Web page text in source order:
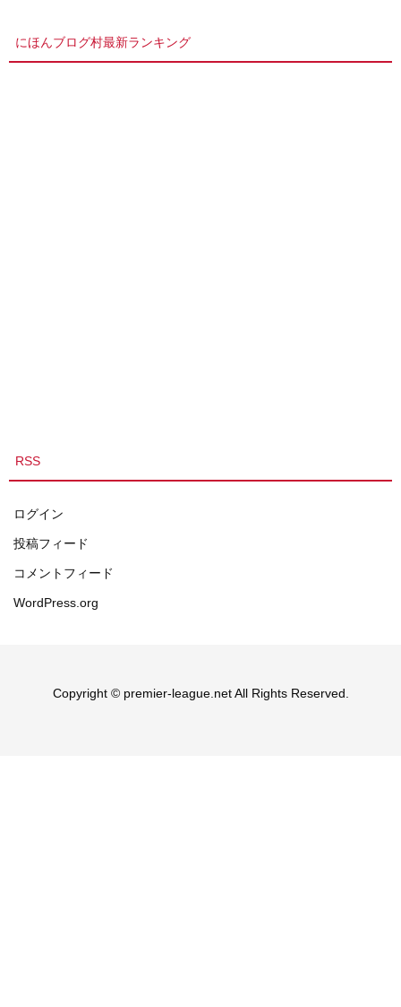
にほんブログ村最新ランキング
RSS
ログイン
投稿フィード
コメントフィード
WordPress.org
Copyright © premier-league.net All Rights Reserved.